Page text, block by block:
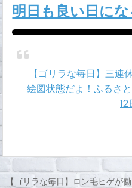
明日も良い日に
【ゴリラな毎日】三連
絵図状態だよ！ふるさ
12
【ゴリラな毎日】ロン毛ヒゲが